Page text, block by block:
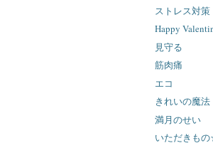
ストレス対策
Happy
見守る
筋肉痛
エコ
きれいの魔法
満月のせい
いただきも